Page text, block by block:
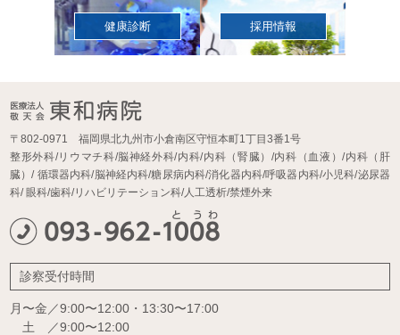
健康診断 採用情報
〒802-0971 福岡県北九州市小倉南区守恒本町1丁目3番1号
整形外科/リウマチ科/脳神経外科/内科/内科（腎臓）/内科（血液）/内科（肝
臓）/循環器内科/脳神経内科/糖尿病内科/消化器内科/呼吸器内科/小児科/泌尿器
科/眼科/歯科/リハビリテーション科/人工透析/禁煙外来
診察受付時間
月〜金／9:00〜12:00・13:30〜17:00
土 ／9:00〜12:00